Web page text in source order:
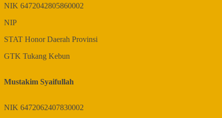
NIK 6472042805860002
NIP
STAT Honor Daerah Provinsi
GTK Tukang Kebun
Mustakim Syaifullah
NIK 6472062407830002